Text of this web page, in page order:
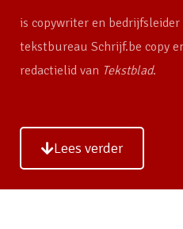
is copywriter en
tekstbureau Schrijf.be copy
redactielid van Tekstblad.
Lees verder